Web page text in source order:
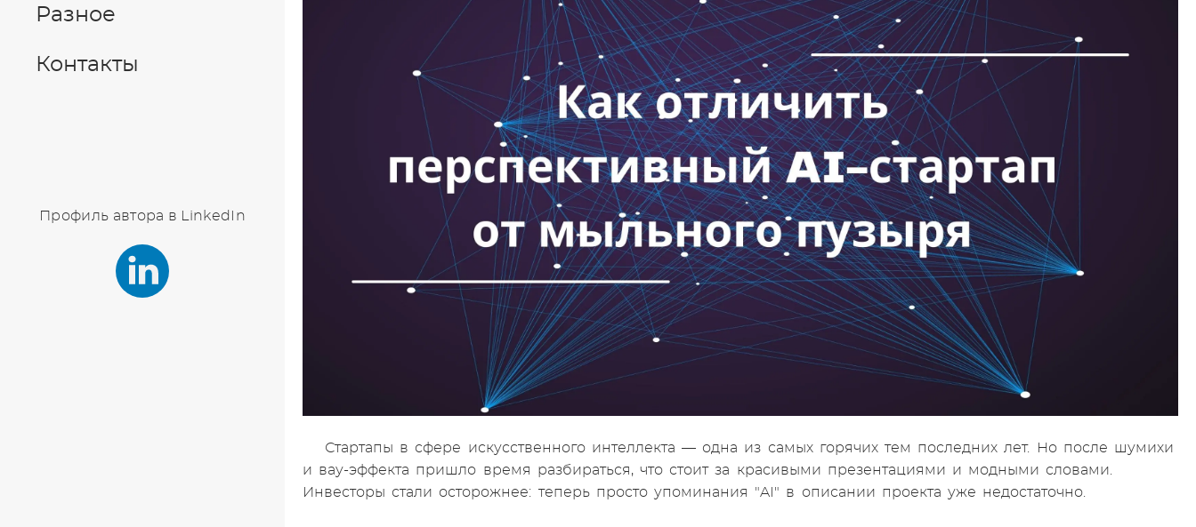
Разное
Контакты
Профиль автора в LinkedIn
Стартапы в сфере искусственного интеллекта — одна из самых горячих тем последних лет. Но после шумихи
и вау-эффекта пришло время разбираться, что стоит за красивыми презентациями и модными словами.
Инвесторы стали осторожнее: теперь просто упоминания "AI" в описании проекта уже недостаточно.